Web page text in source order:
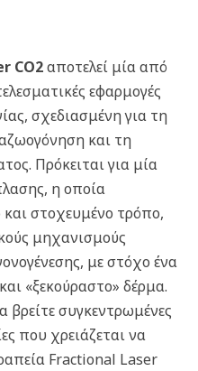
CO2αποτελεί μία από
εφαρμογές
σχεδιασμένη για τη
και τη
Πρόκειται για μία
η οποία
και στοχευμένο τρόπο,
μηχανισμούς
με στόχο ένα
«ξεκούραστο» δέρμα.
βρείτε συγκεντρωμένες
που χρειάζεται να
Fractional Laser